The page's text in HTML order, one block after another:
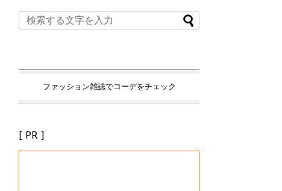
ファッション雑誌でコーデをチェック
[ PR ]